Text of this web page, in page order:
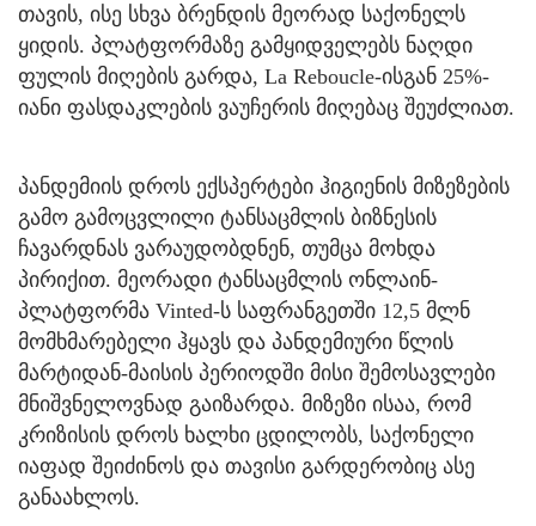
თავის, ისე სხვა ბრენდის მეორად საქონელს
ყიდის. პლატფორმაზე გამყიდველებს ნაღდი
ფულის მიღების გარდა, La Reboucle-ისგან 25%-
იანი ფასდაკლების ვაუჩერის მიღებაც შეუძლიათ.
პანდემიის დროს ექსპერტები ჰიგიენის მიზეზების
გამო გამოცვლილი ტანსაცმლის ბიზნესის
ჩავარდნას ვარაუდობდნენ, თუმცა მოხდა
პირიქით. მეორადი ტანსაცმლის ონლაინ-
პლატფორმა Vinted-ს საფრანგეთში 12,5 მლნ
მომხმარებელი ჰყავს და პანდემიური წლის
მარტიდან-მაისის პერიოდში მისი შემოსავლები
მნიშვნელოვნად გაიზარდა. მიზეზი ისაა, რომ
კრიზისის დროს ხალხი ცდილობს, საქონელი
იაფად შეიძინოს და თავისი გარდერობიც ასე
განაახლოს.